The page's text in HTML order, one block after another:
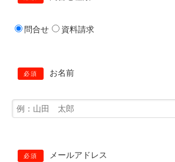
問合せ 資料請求
必須 お名前
必須 メールアドレス